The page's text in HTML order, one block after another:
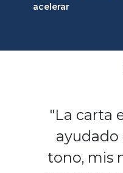
acelerar
"La carta
ayudado
tono, mis